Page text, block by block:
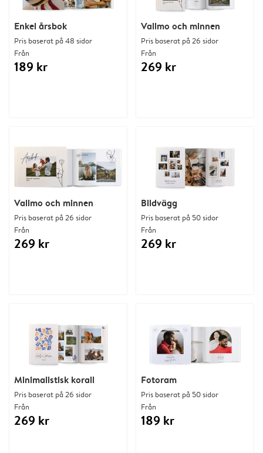
Enkel årsbok
Pris baserat på 48 sidor
Från
189 kr
Vallmo och minnen
Pris baserat på 26 sidor
Från
269 kr
Minimalistisk korall
Pris baserat på 26 sidor
Från
269 kr
Vallmo och minnen
Pris baserat på 26 sidor
Från
269 kr
Bildvägg
Pris baserat på 50 sidor
Från
269 kr
Fotoram
Pris baserat på 50 sidor
Från
189 kr